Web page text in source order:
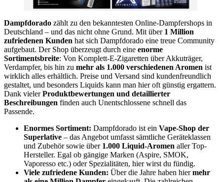
Dampfdorado zählt zu den bekanntesten Online-Dampfershops in
Deutschland – und das nicht ohne Grund. Mit über 1 Million
zufriedenen Kunden hat sich Dampfdorado eine treue Community
aufgebaut. Der Shop überzeugt durch eine enorme
Sortimentsbreite: Von Komplett-E-Zigaretten über Akkuträger,
Verdampfer, bis hin zu mehr als 1.000 verschiedenen Aromen ist
wirklich alles erhältlich. Preise und Versand sind kundenfreundlich
gestaltet, und besonders Liquids kann man hier oft günstig ergattern.
Dank vielerProduktbewertungen und detaillierter
Beschreibungen finden auch Unentschlossene schnell das
Passende.
Enormes Sortiment: Dampfdorado ist ein Vape-Shop der
Superlative – das Angebot umfasst sämtliche Geräteklassen
und Zubehör sowie über 1.000 Liquid-Aromen aller Top-
Hersteller. Egal ob gängige Marken (Aspire, SMOK,
Vaporesso etc.) oder Spezialitäten, hier wirst du fündig.
Viele zufriedene Kunden: Über die Jahre haben hiermehr